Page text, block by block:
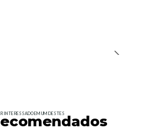
INTERESSADO EM UM DESTES